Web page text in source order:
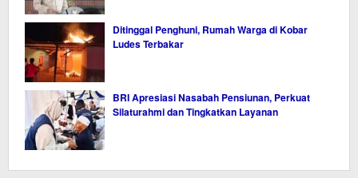
Ditinggal Penghuni, Rumah Warga di Kobar
Ludes Terbakar
BRI Apresiasi Nasabah Pensiunan, Perkuat
Silaturahmi dan Tingkatkan Layanan